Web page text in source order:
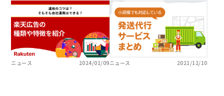
ニュース 2024/01/09ニュース 2021/12/10